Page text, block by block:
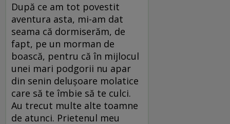
După ce am tot povestit
aventura asta, mi-am dat
seama că dormiserăm, de
fapt, pe un morman de
boască, pentru că în mijlocul
unei mari podgorii nu apar
din senin delușoare molatice
care să te îmbie să te culci.
Au trecut multe alte toamne
de atunci. Prietenul meu